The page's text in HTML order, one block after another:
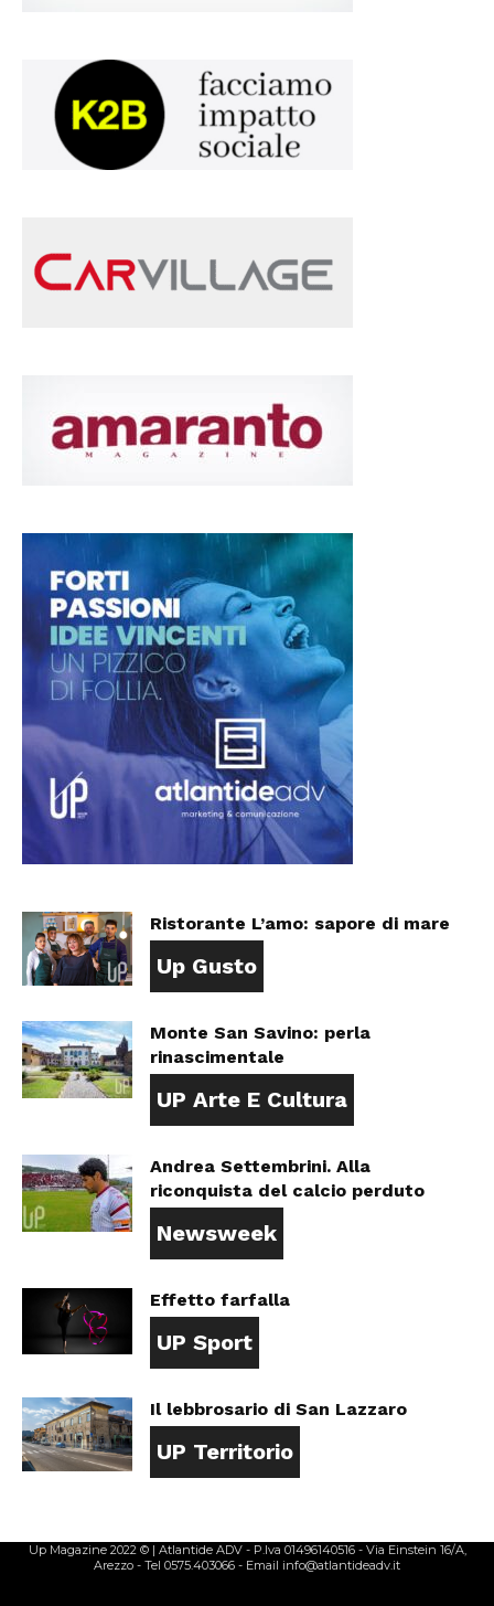
Ristorante L’amo: sapore di mare
Up Gusto
Monte San Savino: perla
rinascimentale
UP Arte E Cultura
Andrea Settembrini. Alla
riconquista del calcio perduto
Newsweek
Effetto farfalla
UP Sport
Il lebbrosario di San Lazzaro
UP Territorio
Up Magazine 2022 © | Atlantide ADV - P.Iva 01496140516 - Via Einstein 16/A,
Arezzo - Tel 0575.403066 - Email info@atlantideadv.it